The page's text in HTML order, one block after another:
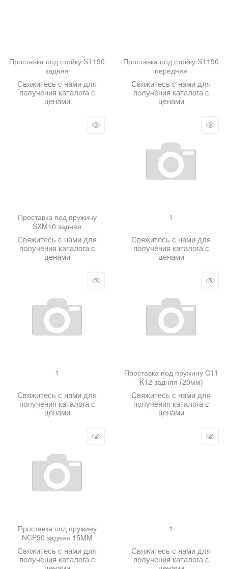
Проставка под стойку ST190
задняя
Свяжитесь с нами для
получения каталога с
ценами
Проставка под стойку ST190
передняя
Свяжитесь с нами для
получения каталога с
ценами
Проставка под пружину
SXM10 задняя
Свяжитесь с нами для
получения каталога с
ценами
1
Свяжитесь с нами для
получения каталога с
ценами
1
Свяжитесь с нами для
получения каталога с
ценами
Проставка под пружину C11
K12 задняя (20мм)
Свяжитесь с нами для
получения каталога с
ценами
Проставка под пружину
NCP90 задняя 15MM
Свяжитесь с нами для
получения каталога с
1
Свяжитесь с нами для
получения каталога с